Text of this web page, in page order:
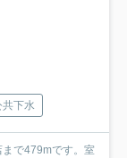
共下水
で479mです。室